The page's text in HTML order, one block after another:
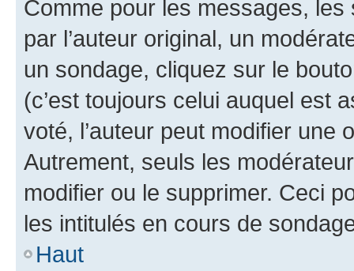
Comme pour les messages,
par l’auteur original, un
un sondage, cliquez sur le
(c’est toujours celui auquel est
voté, l’auteur peut modifier une
Autrement, seuls les
modifier ou le supprimer. Ceci
les intitulés en cours de
Haut